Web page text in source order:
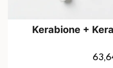
Kerabione +
Cena